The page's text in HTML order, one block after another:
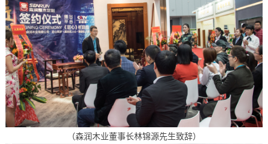
（森润木业董事长林锦源先生致辞）